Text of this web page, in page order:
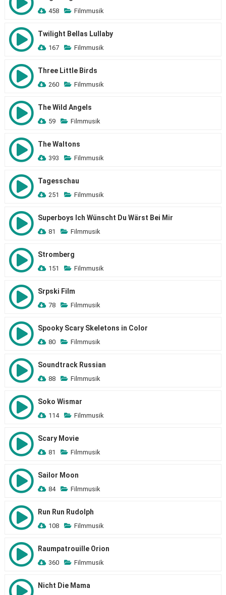
458 Filmmusik
Twilight Bellas Lullaby
167 Filmmusik
Three Little Birds
260 Filmmusik
The Wild Angels
59 Filmmusik
The Waltons
393 Filmmusik
Tagesschau
251 Filmmusik
Superboys Ich Wünscht Du Wärst Bei Mir
81 Filmmusik
Stromberg
151 Filmmusik
Srpski Film
78 Filmmusik
Spooky Scary Skeletons in Color
80 Filmmusik
Soundtrack Russian
88 Filmmusik
Soko Wismar
114 Filmmusik
Scary Movie
81 Filmmusik
Sailor Moon
84 Filmmusik
Run Run Rudolph
108 Filmmusik
Raumpatrouille Orion
360 Filmmusik
Nicht Die Mama